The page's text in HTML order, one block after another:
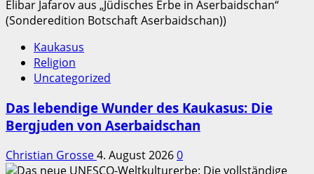
Kaukasus
Religion
Uncategorized
Das lebendige Wunder des Kaukasus: Die
Bergjuden von Aserbaidschan
Christian Grosse4. August 20260